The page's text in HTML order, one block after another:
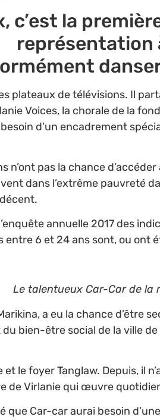
c’est la
représentation
plateaux de télévisions. Il
Voices, la chorale de la
d’un encadrement
pas la chance
dans l’extrême pauvreté
annuelle 2017 des
entre 6 et 24 ans sont, ou ont
Le talentueux Car-Car de la
a eu la chance d’être
bien-être social de la ville
le foyer Tanglaw. Depuis, il
de Virlanie qui œuvre
que Car-car aurai besoin